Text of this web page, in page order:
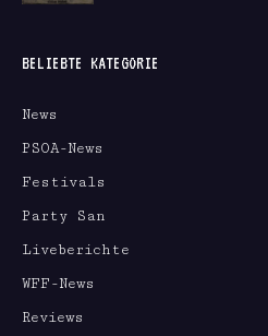
BELIEBTE KATEGORIE
News
PSOA-News
Festivals
Party San
Liveberichte
WFF-News
Reviews